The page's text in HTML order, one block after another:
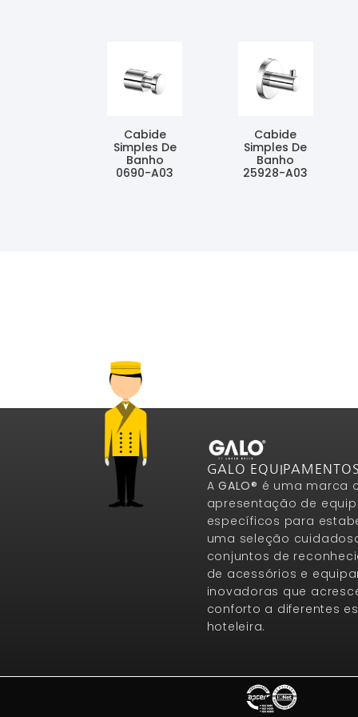
Cabide
Simples De
Banho
0690-A03
Cabide
Simples De
Banho
25928-A03
GALO
AGALO® é uma marca
apresentação de
específicos para
uma seleção
conjuntos de
de acessórios e
inovadoras que
conforto a diferentes
hoteleira.